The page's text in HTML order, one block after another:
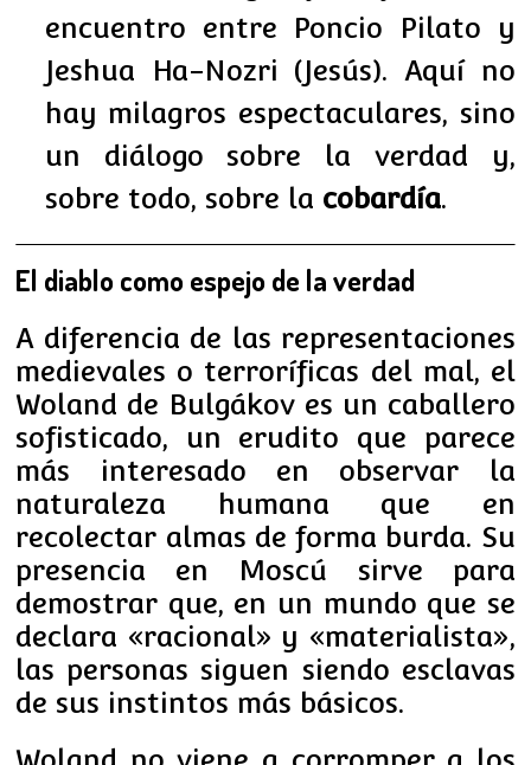
encuentro entre Poncio Pilato y
Jeshua Ha-Nozri (Jesús). Aquí no
hay milagros espectaculares, sino
un diálogo sobre la verdad y,
sobre todo, sobre la cobardía.
El diablo como espejo de la verdad
A diferencia de las representaciones
medievales o terroríficas del mal, el
Woland de Bulgákov es un caballero
sofisticado, un erudito que parece
más interesado en observar la
naturaleza humana que en
recolectar almas de forma burda. Su
presencia en Moscú sirve para
demostrar que, en un mundo que se
declara «racional» y «materialista»,
las personas siguen siendo esclavas
de sus instintos más básicos.